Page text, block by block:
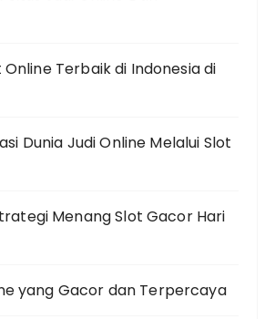
Online Terbaik di Indonesia di
Dunia Judi Online Melalui Slot
Menang Slot Gacor Hari
yang Gacor dan Terpercaya